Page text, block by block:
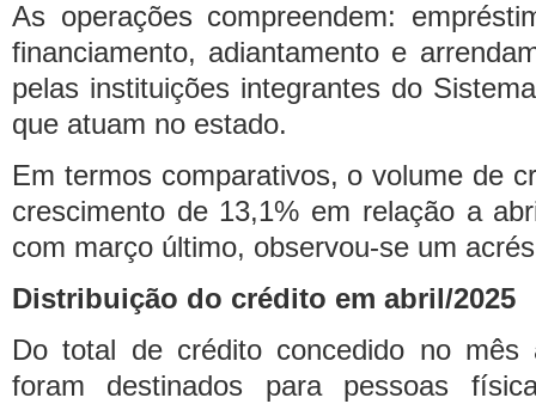
As operações compreendem:
financiamento, adiantamento e
pelas instituições integrantes do
que atuam no estado.
Em termos comparativos, o volume de
crescimento de 13,1% em relação a
com março último, observou-se um
Distribuição do crédito em abril/2025
Do total de crédito concedido no mês
foram destinados para pessoas